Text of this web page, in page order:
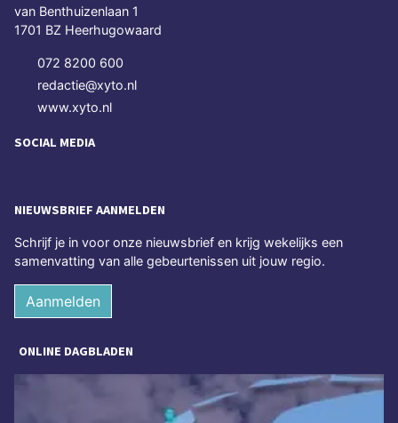
van Benthuizenlaan 1
1701 BZ Heerhugowaard
072 8200 600
redactie@xyto.nl
www.xyto.nl
SOCIAL MEDIA
NIEUWSBRIEF AANMELDEN
Schrijf je in voor onze nieuwsbrief en krijg wekelijks een
samenvatting van alle gebeurtenissen uit jouw regio.
Aanmelden
ONLINE DAGBLADEN